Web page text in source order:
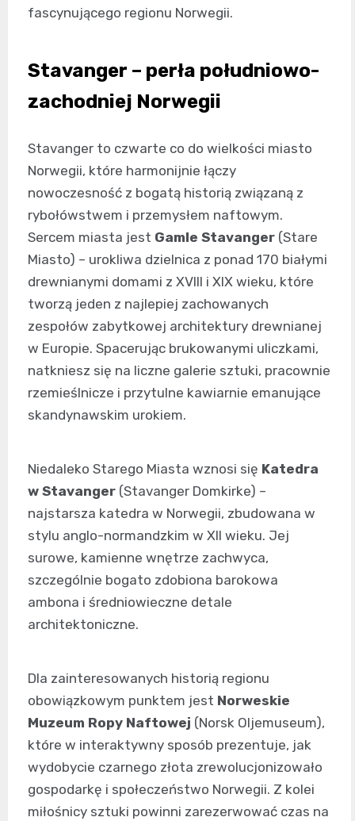
fascynującego regionu Norwegii.
Stavanger – perła południowo-
zachodniej Norwegii
Stavanger to czwarte co do wielkości miasto
Norwegii, które harmonijnie łączy
nowoczesność z bogatą historią związaną z
rybołówstwem i przemysłem naftowym.
Sercem miasta jest Gamle Stavanger (Stare
Miasto) – urokliwa dzielnica z ponad 170 białymi
drewnianymi domami z XVIII i XIX wieku, które
tworzą jeden z najlepiej zachowanych
zespołów zabytkowej architektury drewnianej
w Europie. Spacerując brukowanymi uliczkami,
natkniesz się na liczne galerie sztuki, pracownie
rzemieślnicze i przytulne kawiarnie emanujące
skandynawskim urokiem.
Niedaleko Starego Miasta wznosi się Katedra
w Stavanger (Stavanger Domkirke) –
najstarsza katedra w Norwegii, zbudowana w
stylu anglo-normandzkim w XII wieku. Jej
surowe, kamienne wnętrze zachwyca,
szczególnie bogato zdobiona barokowa
ambona i średniowieczne detale
architektoniczne.
Dla zainteresowanych historią regionu
obowiązkowym punktem jest Norweskie
Muzeum Ropy Naftowej (Norsk Oljemuseum),
które w interaktywny sposób prezentuje, jak
wydobycie czarnego złota zrewolucjonizowało
gospodarkę i społeczeństwo Norwegii. Z kolei
miłośnicy sztuki powinni zarezerwować czas na